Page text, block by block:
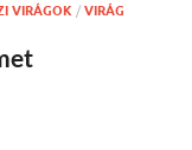
VIRÁGOK / VIRÁG